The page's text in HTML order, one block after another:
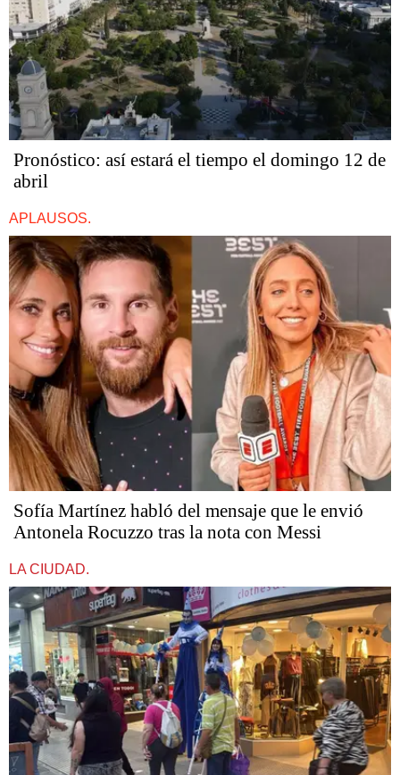
Pronóstico: así estará el tiempo el domingo 12 de
abril
APLAUSOS.
Sofía Martínez habló del mensaje que le envió
Antonela Rocuzzo tras la nota con Messi
LA CIUDAD.